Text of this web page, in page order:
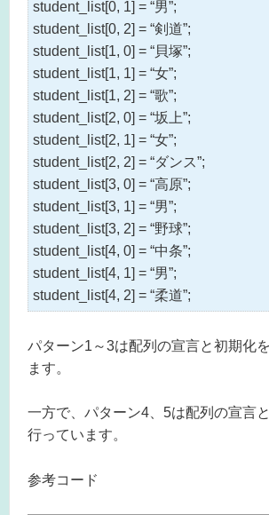
student_list[0, 1] = “男”;
student_list[0, 2] = “剣道”;
student_list[1, 0] = “貝塚”;
student_list[1, 1] = “女”;
student_list[1, 2] = “歌”;
student_list[2, 0] = “坂上”;
student_list[2, 1] = “女”;
student_list[2, 2] = “ダンス”;
student_list[3, 0] = “高原”;
student_list[3, 1] = “男”;
student_list[3, 2] = “野球”;
student_list[4, 0] = “中条”;
student_list[4, 1] = “男”;
student_list[4, 2] = “柔道”;
パターン1～3は配列の宣言と初期化
ます。
一方で、パターン4、5は配列の宣言
行っています。
参考コード